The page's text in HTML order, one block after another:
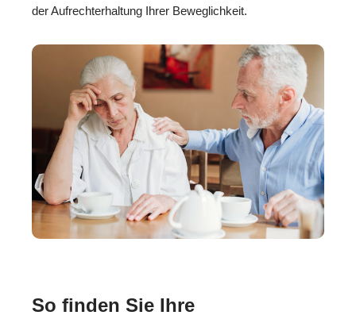
der Aufrechterhaltung Ihrer Beweglichkeit.
So finden Sie Ihre